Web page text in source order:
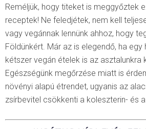
Reméljük, hogy titeket is meggyőztek
receptek! Ne feledjétek, nem kell
vagy vegánnak lennünk ahhoz, hogy
Földünkért. Már az is elegendő, ha
kétszer vegán ételek is az asztalunkra
Egészségünk megőrzése miatt is
növényi alapú étrendet, ugyanis az
zsírbevitel csökkenti a koleszterin- és